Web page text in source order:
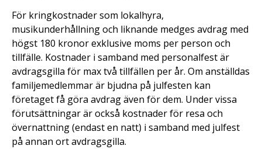
För kringkostnader som lokalhyra,
musikunderhållning och liknande medges avdrag med
högst 180 kronor exklusive moms per person och
tillfälle. Kostnader i samband med personalfest är
avdragsgilla för max två tillfällen per år. Om anställdas
familjemedlemmar är bjudna på julfesten kan
företaget få göra avdrag även för dem. Under vissa
förutsättningar är också kostnader för resa och
övernattning (endast en natt) i samband med julfest
på annan ort avdragsgilla.